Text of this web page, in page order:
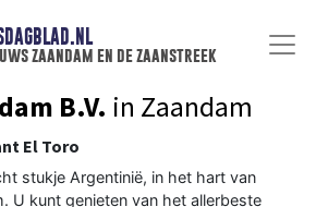
zaandam en de zaanstreek
B.V. in Zaandam
El Toro
stukje Argentinië, in het hart van
U kunt genieten van het allerbeste